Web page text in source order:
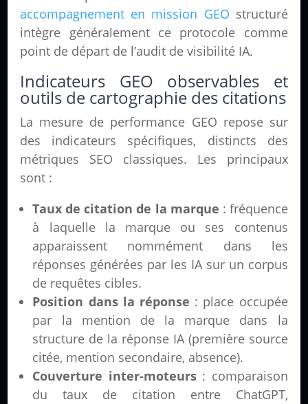
accompagnement en mission GEO structuré
intègre généralement ce protocole comme
point de départ de l’audit de visibilité IA.
Indicateurs GEO observables et
outils de cartographie des citations
La mesure de performance GEO repose sur
des indicateurs spécifiques, distincts des
métriques SEO classiques. Les principaux
sont :
Taux de citation de la marque : fréquence
à laquelle la marque ou ses contenus
apparaissent nommément dans les
réponses générées par les IA sur un corpus
de requêtes cibles.
Position dans la réponse : place occupée
par la mention de la marque dans la
structure de la réponse IA (première source
citée, mention secondaire, absence).
Couverture inter-moteurs: comparaison
du taux de citation entre ChatGPT,